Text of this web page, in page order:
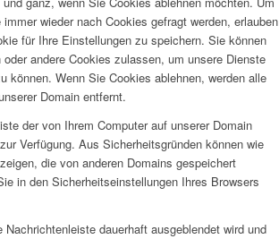
wieder nach Cookies gefragt werden, erlauben
für Ihre Einstellungen zu speichern. Sie können
andere Cookies zulassen, um unsere Dienste
können. Wenn Sie Cookies ablehnen, werden alle
Domain entfernt.
der von Ihrem Computer auf unserer Domain
Verfügung. Aus Sicherheitsgründen können wie
die von anderen Domains gespeichert
in den Sicherheitseinstellungen Ihres Browsers
dauerhaft ausgeblendet wird und